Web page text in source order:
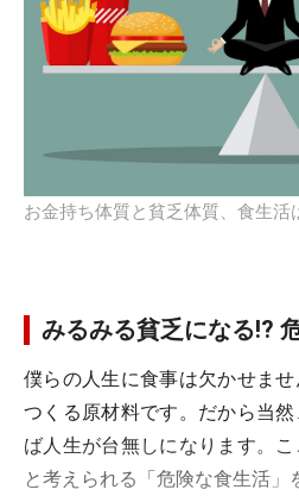
お金持ち体質と貧乏体質、食生活
みるみる貧乏になる!?
僕らの人生に食事は欠かせま
つくる原材料です。だから当
ば人生が台無しになります。
と考えられる「危険な食生活」